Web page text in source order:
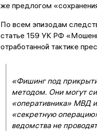
же предлогом
По всем эпизодам
статье 159 УК РФ
отработанной тактике
«Фишинг под
методом. Они могут
«оперативника» МВД
«секретную
ведомства не